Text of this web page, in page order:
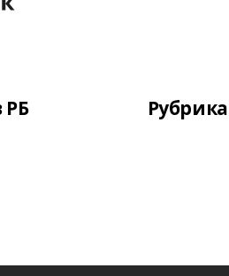
РБ